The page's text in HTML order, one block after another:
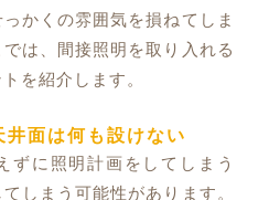
かくの雰囲気を損ねてしま
は、間接照明を取り入れる
を紹介します。
面は何も設けない
ずに照明計画をしてしまう
しまう可能性があります。